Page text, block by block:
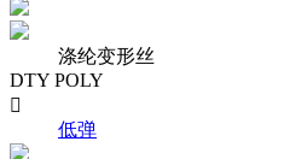
涤纶变形丝
DTY POLY

低弹